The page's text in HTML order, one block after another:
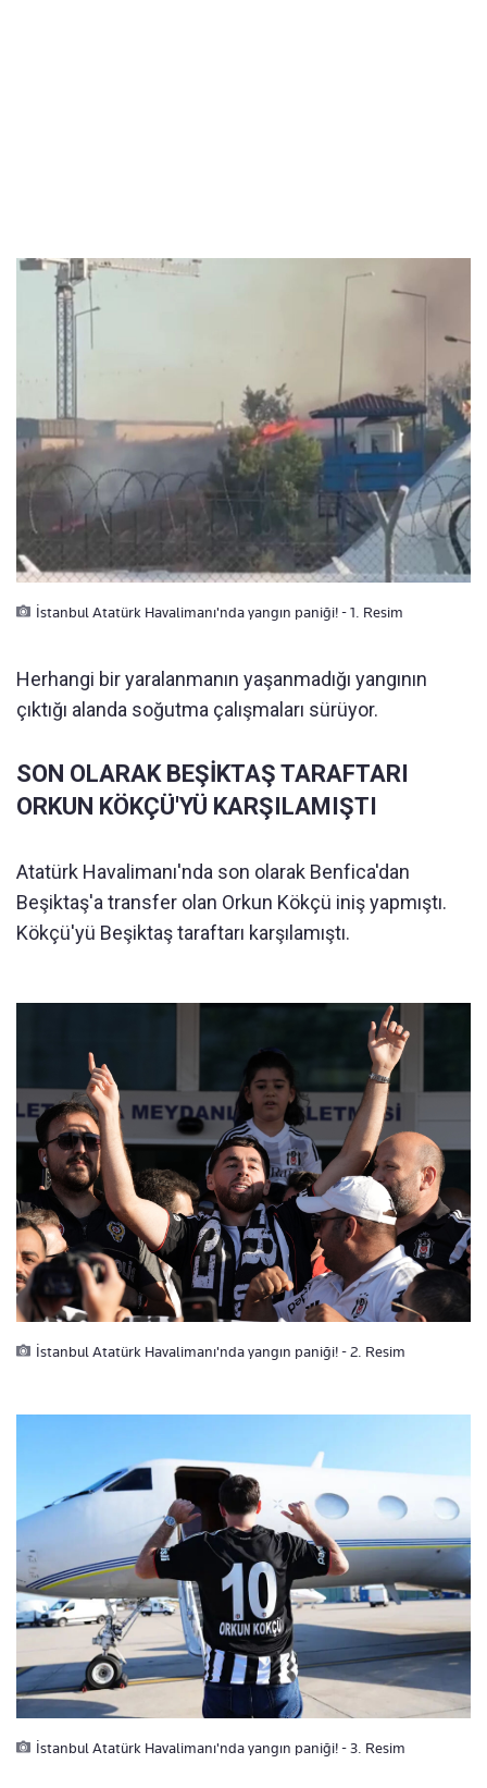
İstanbul Atatürk Havalimanı'nda yangın paniği! - 1. Resim
Herhangi bir yaralanmanın yaşanmadığı yangının
çıktığı alanda soğutma çalışmaları sürüyor.
SON OLARAK BEŞİKTAŞ TARAFTARI
ORKUN KÖKÇÜ'YÜ KARŞILAMIŞTI
Atatürk Havalimanı'nda son olarak Benfica'dan
Beşiktaş'a transfer olan Orkun Kökçü iniş yapmıştı.
Kökçü'yü Beşiktaş taraftarı karşılamıştı.
İstanbul Atatürk Havalimanı'nda yangın paniği! - 2. Resim
İstanbul Atatürk Havalimanı'nda yangın paniği! - 3. Resim